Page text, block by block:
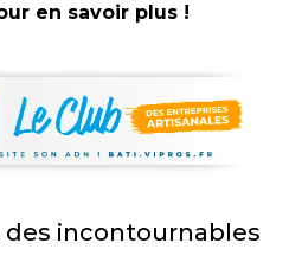
en savoir plus !
incontournables